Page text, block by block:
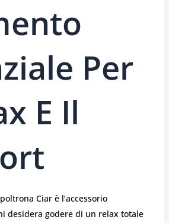
Per
E Il
Ciar è l’accessorio
desidera godere di un relax totale